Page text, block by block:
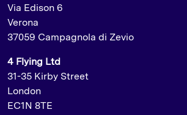
Via Edison 6
Verona
37059 Campagnola di Zevio
4 Flying Ltd
31-35 Kirby Street
London
EC1N 8TE